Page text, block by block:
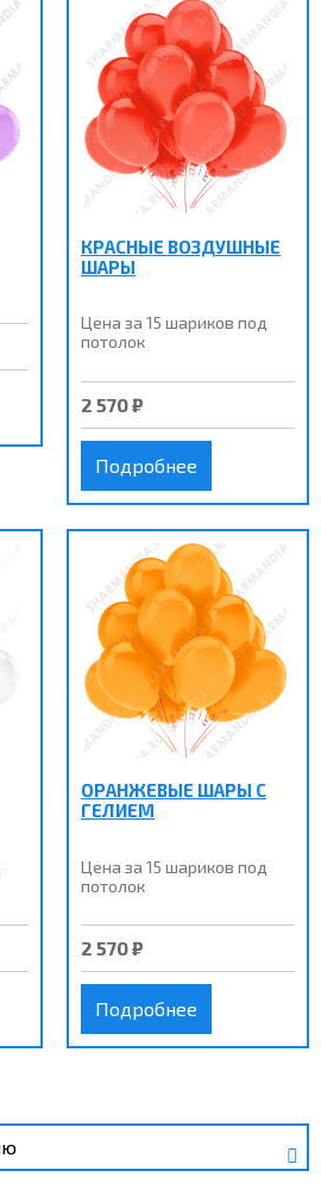
КРАСНЫЕ ВОЗДУШНЫЕ
ШАРЫ
Цена за 15 шариков под
потолок
2 570 ₽
Подробнее
ОРАНЖЕВЫЕ ШАРЫ С
ГЕЛИЕМ
Цена за 15 шариков под
потолок
2 570 ₽
Подробнее